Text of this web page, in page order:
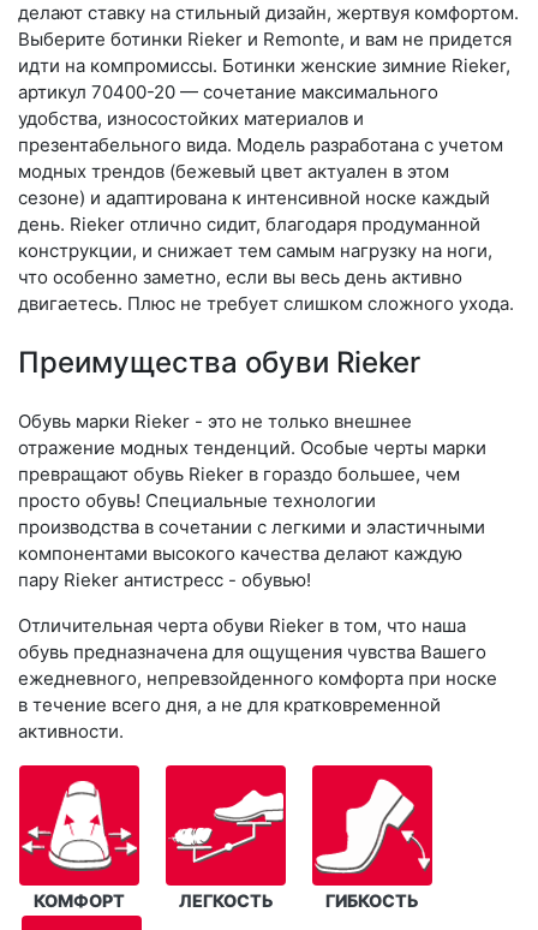
делают ставку на стильный дизайн, жертвуя комфортом.
Выберите бо­тин­ки Rieker и Remonte, и вам не придется
идти на компромиссы. Ботинки женские зимние Rieker,
артикул 70400-20 — сочетание максимального
удобства, износостойких материалов и
презентабельного вида. Модель разработана с учетом
модных трендов (бе­жевый цвет актуален в этом
сезоне) и адаптирована к интенсивной носке каждый
день. Ri­eker отлично сидит, благодаря продуманной
конструкции, и снижает тем самым нагрузку на ноги,
что особенно заметно, если вы весь день активно
двигаетесь. Плюс не требует слишком сложного ухода.
Преимущества обуви Rieker
Обувь марки Rieker - это не только внешнее
отражение модных тенденций. Особые черты марки
превращают обувь Rieker в гораздо большее, чем
просто обувь! Специальные технологии
производства в сочетании с легкими и эластичными
компонентами высокого качества делают каждую
пару Rieker антистресс - обувью!
Отличительная черта обуви Rieker в том, что наша
обувь предназначена для ощущения чувства Вашего
ежедневного, непревзойденного комфорта при носке
в течение всего дня, а не для кратковременной
активности.
КОМФОРТ ЛЕГКОСТЬ ГИБКОСТЬ